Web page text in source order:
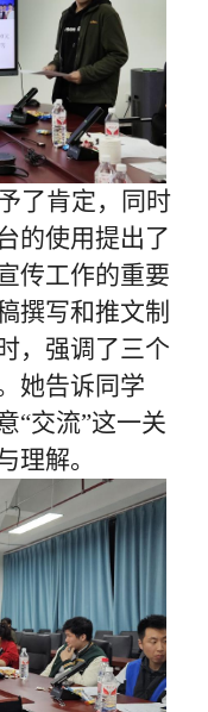
了肯定，同时
的使用提出了
传工作的重要
撰写和推文制
，强调了三个
她告诉同学
“交流”这一关
理解。